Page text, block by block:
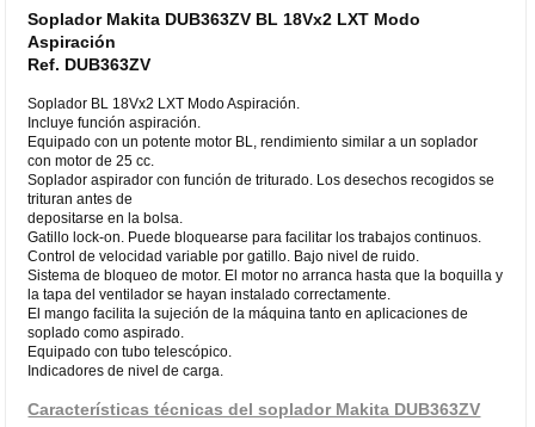
Soplador Makita DUB363ZV BL 18Vx2 LXT Modo
Aspiración
Ref. DUB363ZV
Soplador BL 18Vx2 LXT Modo Aspiración.
Incluye función aspiración.
Equipado con un potente motor BL, rendimiento similar a un soplador
con motor de 25 cc.
Soplador aspirador con función de triturado. Los desechos recogidos se
trituran antes de
depositarse en la bolsa.
Gatillo lock-on. Puede bloquearse para facilitar los trabajos continuos.
Control de velocidad variable por gatillo. Bajo nivel de ruido.
Sistema de bloqueo de motor. El motor no arranca hasta que la boquilla y
la tapa del ventilador se hayan instalado correctamente.
El mango facilita la sujeción de la máquina tanto en aplicaciones de
soplado como aspirado.
Equipado con tubo telescópico.
Indicadores de nivel de carga.
Características técnicas del soplador Makita DUB363ZV